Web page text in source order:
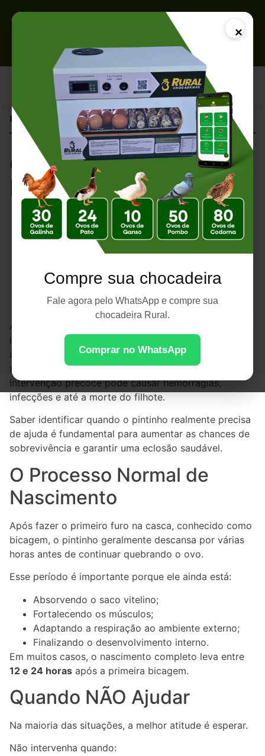
×
Compre sua chocadeira
Fale agora pelo WhatsApp e compre sua
chocadeira Rural.
Comprar no WhatsApp
Página Inicial | Quando Ajudar um Pintinho a Nascer?
Quando Ajudar um
Pintinho a Nascer?
A eclosão é uma das etapas mais delicadas da
incubação artificial. Muitos criadores ficam ansiosos
ao ver um pintinho demorando para sair do ovo e
acabam ajudando antes da hora. No entanto, uma
intervenção precoce pode causar hemorragias,
infecções e até a morte do filhote.
Saber identificar quando o pintinho realmente precisa
de ajuda é fundamental para aumentar as chances de
sobrevivência e garantir uma eclosão saudável.
O Processo Normal de
Nascimento
Após fazer o primeiro furo na casca, conhecido como
bicagem, o pintinho geralmente descansa por várias
horas antes de continuar quebrando o ovo.
Esse período é importante porque ele ainda está:
Absorvendo o saco vitelino;
Fortalecendo os músculos;
Adaptando a respiração ao ambiente externo;
Finalizando o desenvolvimento interno.
Em muitos casos, o nascimento completo leva entre
12 e 24 horas após a primeira bicagem.
Quando NÃO Ajudar
Na maioria das situações, a melhor atitude é esperar.
Não intervenha quando: